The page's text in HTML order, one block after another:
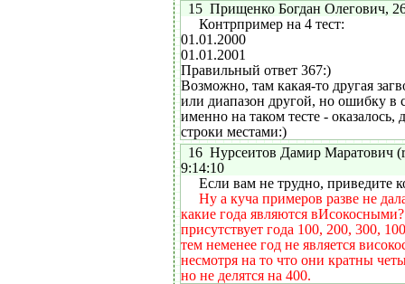
15 Прищенко Богдан Олегович,
Контрпример на 4 тест:
01.01.2000
01.01.2001
Правильный ответ 367:)
Возможно, там какая-то другая
или диапазон другой, но ошибку в
именно на таком тесте - оказалось,
строки местами:)
16 Нурсеитов Дамир Маратович
9:14:10
Если вам не трудно, приведите
Ну а куча примеров разве не
какие года являются
присутствует года 100, 200, 300,
тем неменее год не является
несмотря на то что они кратны
но не делятся на 400.